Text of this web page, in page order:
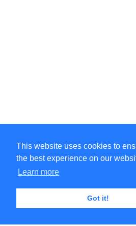
This website uses cookies to
the best experience on our
Learn more
Got it!
©Amélie Pepin. All